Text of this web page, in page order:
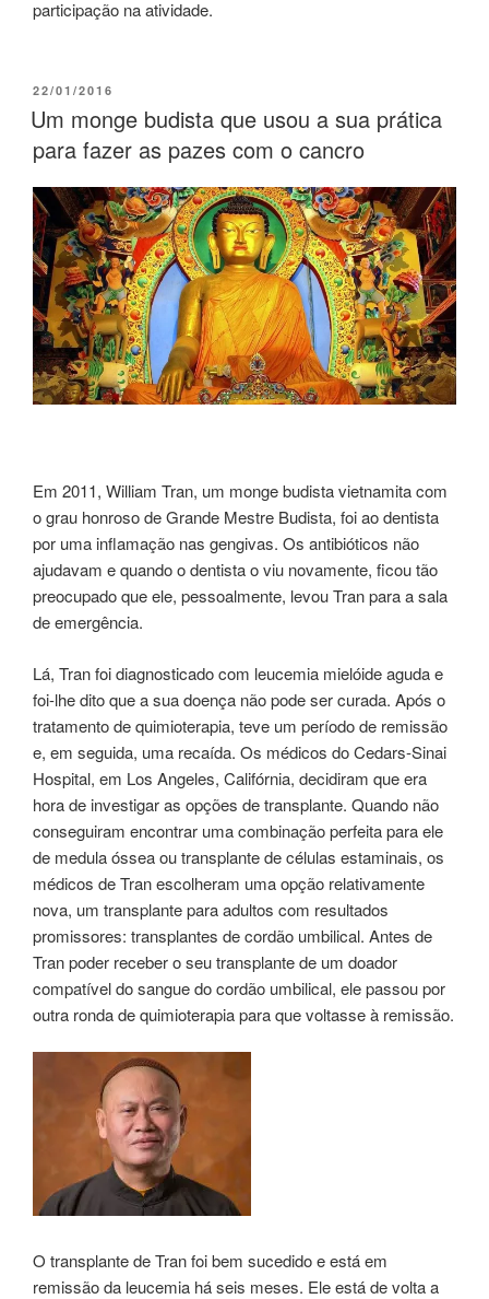
participação na atividade.
22/01/2016
Um monge budista que usou a sua prática
para fazer as pazes com o cancro
Em 2011, William Tran, um monge budista vietnamita com
o grau honroso de Grande Mestre Budista, foi ao dentista
por uma inflamação nas gengivas. Os antibióticos não
ajudavam e quando o dentista o viu novamente, ficou tão
preocupado que ele, pessoalmente, levou Tran para a sala
de emergência.
Lá, Tran foi diagnosticado com leucemia mielóide aguda e
foi-lhe dito que a sua doença não pode ser curada. Após o
tratamento de quimioterapia, teve um período de remissão
e, em seguida, uma recaída. Os médicos do Cedars-Sinai
Hospital, em Los Angeles, Califórnia, decidiram que era
hora de investigar as opções de transplante. Quando não
conseguiram encontrar uma combinação perfeita para ele
de medula óssea ou transplante de células estaminais, os
médicos de Tran escolheram uma opção relativamente
nova, um transplante para adultos com resultados
promissores: transplantes de cordão umbilical. Antes de
Tran poder receber o seu transplante de um doador
compatível do sangue do cordão umbilical, ele passou por
outra ronda de quimioterapia para que voltasse à remissão.
O transplante de Tran foi bem sucedido e está em
remissão da leucemia há seis meses. Ele está de volta a